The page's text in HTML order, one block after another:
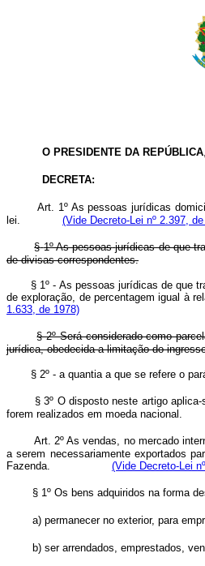
O PRESIDENTE DA REPÚBLICA
DECRETA:
Art. 1º As pessoas jurídicas
lei. (Vide Decreto-Lei nº 2.397,
§ 1º As pessoas jurídicas de que
de divisas correspondentes.
§ 1º - As pessoas jurídicas de que
de exploração, de percentagem igual
1.633, de 1978)
§ 2º Será considerado como
jurídica, obedecida a limitação do
§ 2º - a quantia a que se refere o
§ 3º O disposto neste artigo
forem realizados em moeda
Art. 2º As vendas, no mercado
a serem necessariamente exportados
Fazenda. (Vide Decreto-Lei
§ 1º Os bens adquiridos na forma
a) permanecer no exterior, para
b) ser arrendados, emprestados,